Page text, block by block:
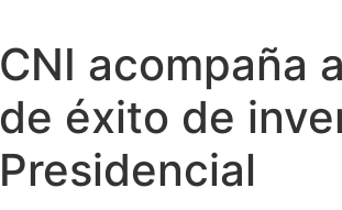
CNI acompaña
de éxito de
Presidencial